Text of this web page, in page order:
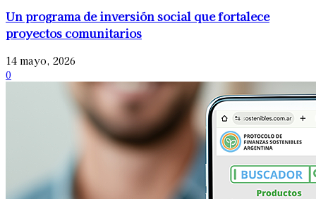
Un programa de inversión social que fortalece
proyectos comunitarios
14 mayo, 2026
0